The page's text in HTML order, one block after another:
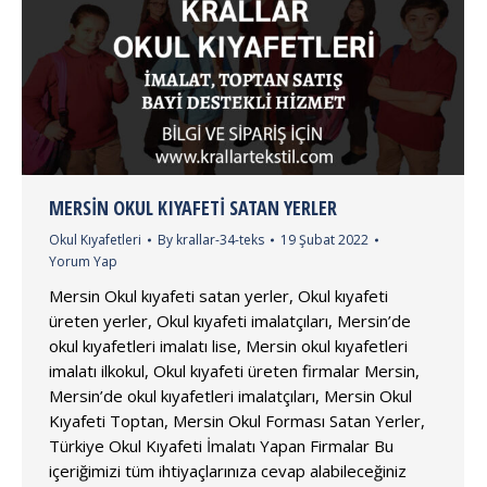
MERSIN OKUL KIYAFETI SATAN YERLER
Okul Kıyafetleri By krallar-34-teks
19 Şubat 2022
Yorum Yap
Mersin Okul kıyafeti satan yerler, Okul kıyafeti
üreten yerler, Okul kıyafeti imalatçıları, Mersin’de
okul kıyafetleri imalatı lise, Mersin okul kıyafetleri
imalatı ilkokul, Okul kıyafeti üreten firmalar Mersin,
Mersin’de okul kıyafetleri imalatçıları, Mersin Okul
Kıyafeti Toptan, Mersin Okul Forması Satan Yerler,
Türkiye Okul Kıyafeti İmalatı Yapan Firmalar Bu
içeriğimizi tüm ihtiyaçlarınıza cevap alabileceğiniz